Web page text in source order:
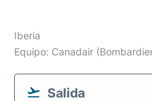
Iberia
Equipo: Canadair
Salida